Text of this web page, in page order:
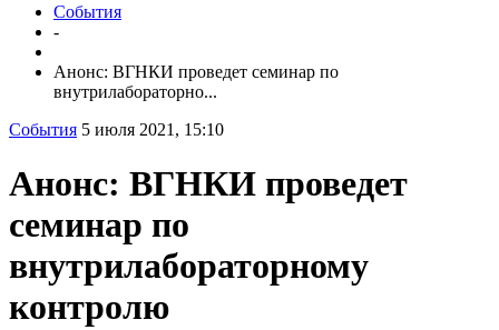
События
-
Анонс: ВГНКИ проведет семинар по
внутрилабораторно...
События 5 июля 2021, 15:10
Анонс: ВГНКИ проведет
семинар по
внутрилабораторному
контролю